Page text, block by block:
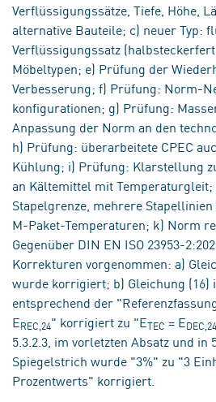
Verflüssigungssätze, Tiefe, Höhe,
alternative Bauteile; c) neuer Typ:
Verflüssigungssatz
Möbeltypen; e) Prüfung der
Verbesserung; f) Prüfung: Norm-
konfigurationen; g) Prüfung:
Anpassung der Norm an den
h) Prüfung: überarbeitete CPEC
Kühlung; i) Prüfung: Klarstellung
an Kältemittel mit Temperaturgleit;
Stapelgrenze, mehrere
M-Paket-Temperaturen; k) Norm
Gegenüber DIN EN ISO 23953-
Korrekturen vorgenommen: a)
wurde korrigiert; b) Gleichung (16)
entsprechend der
EREC,24" korrigiert zu "ETEC = E
5.3.2.3, im vorletzten Absatz und in
Spiegelstrich wurde "3%" zu "3
Prozentwerts" korrigiert.